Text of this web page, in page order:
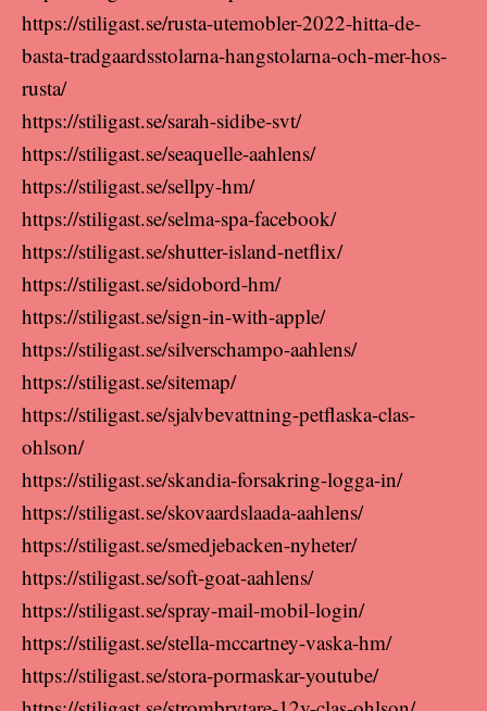
https://stiligast.se/rusta-utemobler-2022-hitta-de-
basta-tradgaardsstolarna-hangstolarna-och-mer-hos-
rusta/
https://stiligast.se/sarah-sidibe-svt/
https://stiligast.se/seaquelle-aahlens/
https://stiligast.se/sellpy-hm/
https://stiligast.se/selma-spa-facebook/
https://stiligast.se/shutter-island-netflix/
https://stiligast.se/sidobord-hm/
https://stiligast.se/sign-in-with-apple/
https://stiligast.se/silverschampo-aahlens/
https://stiligast.se/sitemap/
https://stiligast.se/sjalvbevattning-petflaska-clas-
ohlson/
https://stiligast.se/skandia-forsakring-logga-in/
https://stiligast.se/skovaardslaada-aahlens/
https://stiligast.se/smedjebacken-nyheter/
https://stiligast.se/soft-goat-aahlens/
https://stiligast.se/spray-mail-mobil-login/
https://stiligast.se/stella-mccartney-vaska-hm/
https://stiligast.se/stora-pormaskar-youtube/